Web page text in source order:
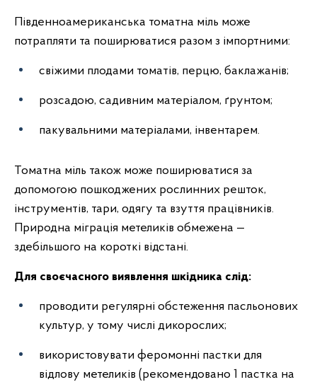
Південноамериканська томатна міль може
потрапляти та поширюватися разом з імпортними:
свіжими плодами томатів, перцю, баклажанів;
розсадою, садивним матеріалом, ґрунтом;
пакувальними матеріалами, інвентарем.
Томатна міль також може поширюватися за
допомогою пошкоджених рослинних решток,
інструментів, тари, одягу та взуття працівників.
Природна міграція метеликів обмежена —
здебільшого на короткі відстані.
Для своєчасного виявлення шкідника слід:
проводити регулярні обстеження пасльонових
культур, у тому числі дикорослих;
використовувати феромонні пастки для
відлову метеликів (рекомендовано 1 пастка на